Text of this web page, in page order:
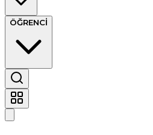
ÖĞRENCİ